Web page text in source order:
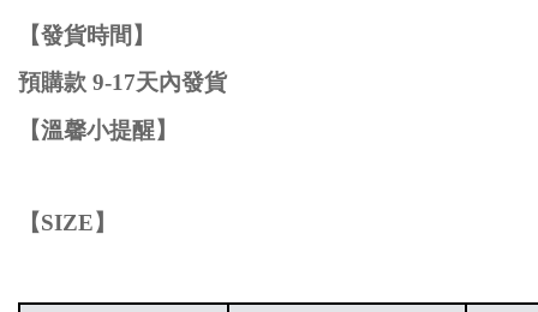
【發貨時間】
預購款 9-17天內發貨
【溫馨小提醒】
【SIZE】